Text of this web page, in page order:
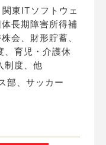
東ITソフトウェ
長期障害所得補
会、 財形貯蓄、
、育児・介護休
制度、他
部、サッカー